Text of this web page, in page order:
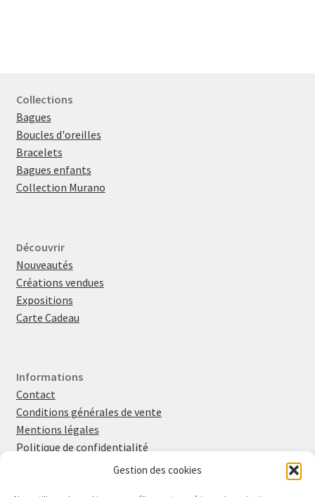
Gestion des cookies
Collections
Bagues
Boucles d'oreilles
Bracelets
Bagues enfants
Collection Murano
Découvrir
Nouveautés
Créations vendues
Expositions
Carte Cadeau
Informations
Contact
Conditions générales de vente
Mentions légales
Politique de confidentialité
Politique en matière de cookies